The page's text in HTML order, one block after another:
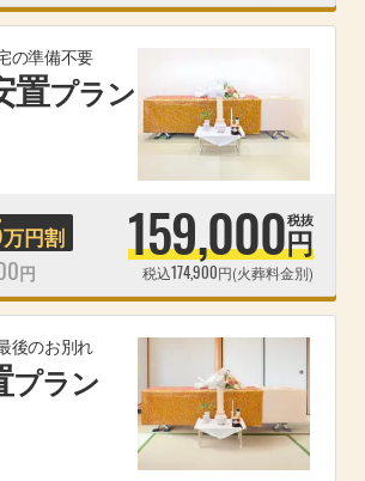
の準備不要
置プラン
万円割
円
159,000円
税抜
税込174,900円(火葬料金別)
後のお別れ
プラン